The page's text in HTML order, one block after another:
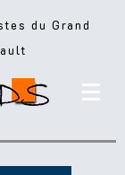
du Grand